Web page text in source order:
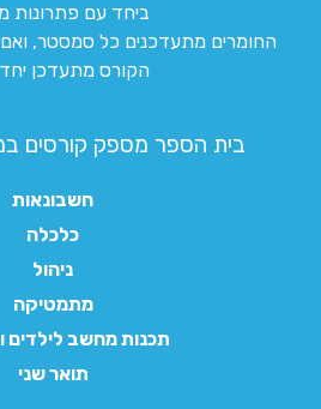
ביחד עם פתרונות
החומרים מתעדכנים כל סמסטר,
הקורס מתעדכן יחד
בית הספר מספק קורסים
חשבונאות
כלכלה
ניהול
מתמטיקה
תכנות מחשב לילדים
תואר שני